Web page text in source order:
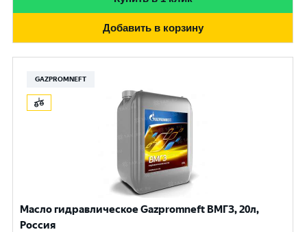
Добавить в корзину
GAZPROMNEFT
Масло гидравлическое Gazpromneft ВМГЗ, 20л,
Россия